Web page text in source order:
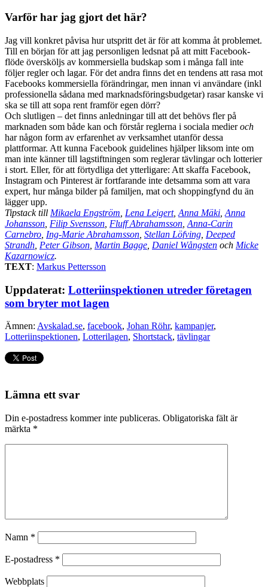
Varför har jag gjort det här?
Jag vill konkret påvisa hur utspritt det är för att komma åt problemet.
Till en början för att jag personligen ledsnat på att mitt Facebook-
flöde översköljs av kommersiella budskap som i många fall inte
följer regler och lagar. För det andra finns det en tendens att rasa mot
Facebooks kommersiella förändringar, men innan vi användare (inkl
professionella sådana med marknadsföringsbudgetar) rasar kanske vi
ska se till att sopa rent framför egen dörr?
Och slutligen – det finns anledningar till att det behövs fler på
marknaden som både kan och förstår reglerna i sociala medieroch
har någon form av erfarenhet av verksamhet utanför dessa
plattformar. Att kunna Facebook guidelines hjälper liksom inte om
man inte känner till lagstiftningen som reglerar tävlingar och lotterier
i stort. Eller, för att förtydliga det ytterligare: Att skaffa Facebook,
Instagram och Pinterest är fortfarande inte detsamma som att vara
expert, hur många bilder på familjen, mat och shoppingfynd du än
lägger upp.
Tipstack till Mikaela Engström Lena Leigert, Anna Mäki Anna
Johansson Filip Svensson Fluff Abrahamsson Anna-Carin
Carnebro Ing-Marie Abrahamsson Stellan Löfving Deeped
Strandh Peter Gibson Martin Bagge Daniel Wångsten och Micke
Kazarnowicz.
TEXT: Markus Pettersson
Uppdaterat: Lotteriinspektionen utreder företagen
som bryter mot lagen
Ämnen: Avskalad.se, facebook, Johan Röhr, kampanjer,
Lotteriinspektionen, Lotterilagen, Shortstack, tävlingar
Lämna ett svar
Din e-postadress kommer inte publiceras. Obligatoriska fält är
märkta *
Namn *
E-postadress *
Webbplats